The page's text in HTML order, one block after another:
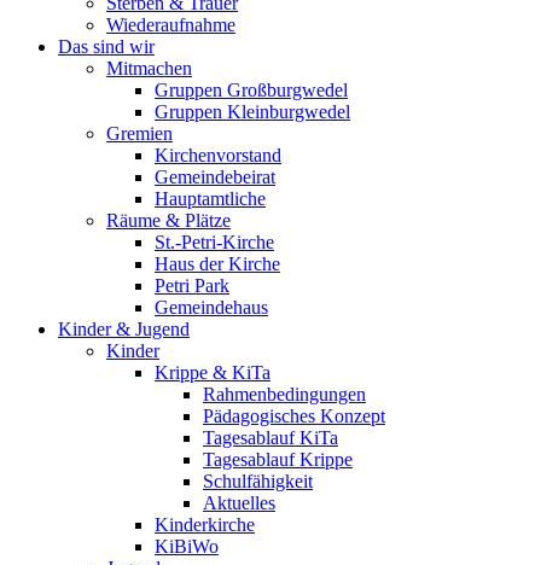
Wiederaufnahme
Das sind wir
Mitmachen
Gruppen Großburgwedel
Gruppen Kleinburgwedel
Gremien
Kirchenvorstand
Gemeindebeirat
Hauptamtliche
Räume & Plätze
St.-Petri-Kirche
Haus der Kirche
Petri Park
Gemeindehaus
Kinder & Jugend
Kinder
Krippe & KiTa
Rahmenbedingungen
Pädagogisches Konzept
Tagesablauf KiTa
Tagesablauf Krippe
Schulfähigkeit
Aktuelles
Kinderkirche
KiBiWo